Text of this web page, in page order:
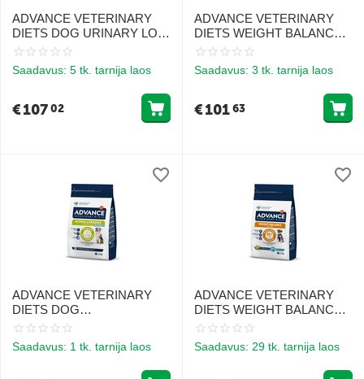
ADVANCE VETERINARY
DIETS DOG URINARY LOW
PURINE 12 KG –
URINAARPROBLEEMIDE
LEIŠMANIOOSI RAVIKS
Saadavus: 5 tk. tarnija laos
€10702
ADVANCE VETERINARY
DIETS WEIGHT BALANCE
MEDIUM/MAXI 12KG -
TÕUGU KOERTELE KAALU
Saadavus: 3 tk. tarnija laos
€10163
ADVANCE VETERINARY
DIETS DOG
HYPOALLERGENIC 2.5KG -
ALLERGIATEGA
Saadavus: 1 tk. tarnija laos
ADVANCE VETERINARY
DIETS WEIGHT BALANCE
MINI 1,5kg - Täisväärtuslik
koertele, kellel on ülekaal.
Saadavus: 29 tk. tarnija laos